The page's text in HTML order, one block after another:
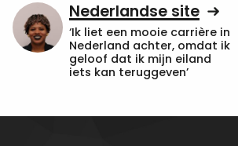
Nederlandse site
‘Ik liet een mooie carrière in
Nederland achter, omdat ik
geloof dat ik mijn eiland
iets kan teruggeven’